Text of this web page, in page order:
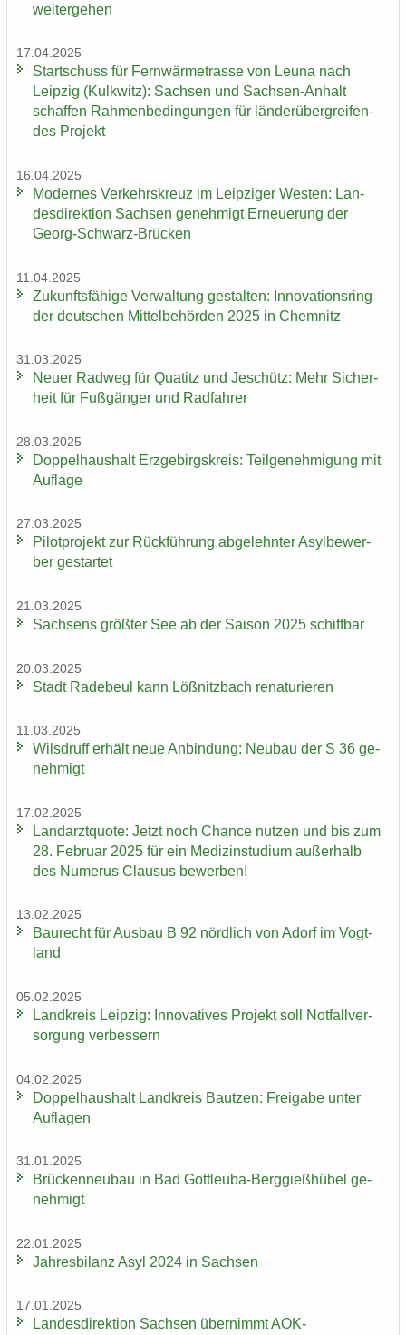
wei­ter­ge­hen
17.04.2025
Start­schuss für Fern­wär­me­tras­se von Leuna nach
Leip­zig (Kulk­witz): Sach­sen und Sachsen-​Anhalt
schaf­fen Rah­men­be­din­gun­gen für län­der­über­grei­fen­
des Pro­jekt
16.04.2025
Mo­der­nes Ver­kehrs­kreuz im Leip­zi­ger Wes­ten: Lan­
des­di­rek­ti­on Sach­sen ge­neh­migt Er­neue­rung der
Georg-​Schwarz-Brücken
11.04.2025
Zu­kunfts­fä­hi­ge Ver­wal­tung ge­stal­ten: In­no­va­ti­ons­ring
der deut­schen Mit­tel­be­hör­den 2025 in Chem­nitz
31.03.2025
Neuer Rad­weg für Qua­titz und Je­schütz: Mehr Si­cher­
heit für Fuß­gän­ger und Rad­fah­rer
28.03.2025
Dop­pel­haus­halt Erz­ge­birgs­kreis: Teil­ge­neh­mi­gung mit
Auf­la­ge
27.03.2025
Pi­lot­pro­jekt zur Rück­füh­rung ab­ge­lehn­ter Asyl­be­wer­
ber ge­star­tet
21.03.2025
Sach­sens größ­ter See ab der Sai­son 2025 schiff­bar
20.03.2025
Stadt Ra­de­beul kann Löß­nitz­bach re­na­tu­rie­ren
11.03.2025
Wilsd­ruff er­hält neue An­bin­dung: Neu­bau der S 36 ge­
neh­migt
17.02.2025
Land­arzt­quo­te: Jetzt noch Chan­ce nut­zen und bis zum
28. Fe­bru­ar 2025 für ein Me­di­zin­stu­di­um au­ßer­halb
des Nu­me­rus Clau­sus be­wer­ben!
13.02.2025
Bau­recht für Aus­bau B 92 nörd­lich von Adorf im Vogt­
land
05.02.2025
Land­kreis Leip­zig: In­no­va­ti­ves Pro­jekt soll Not­fall­ver­
sor­gung ver­bes­sern
04.02.2025
Dop­pel­haus­halt Land­kreis Baut­zen: Frei­ga­be unter
Auf­la­gen
31.01.2025
Brü­cken­neu­bau in Bad Gottleuba-​Berggießhübel ge­
neh­migt
22.01.2025
Jah­res­bi­lanz Asyl 2024 in Sach­sen
17.01.2025
Lan­des­di­rek­ti­on Sach­sen über­nimmt AOK-​